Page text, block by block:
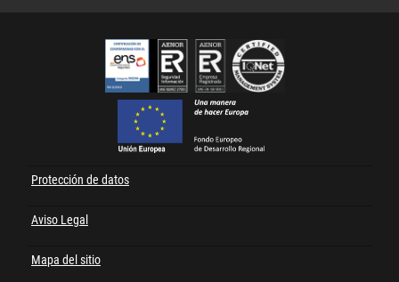
Menú
al
pie
Protección de datos
Aviso Legal
Mapa del sitio